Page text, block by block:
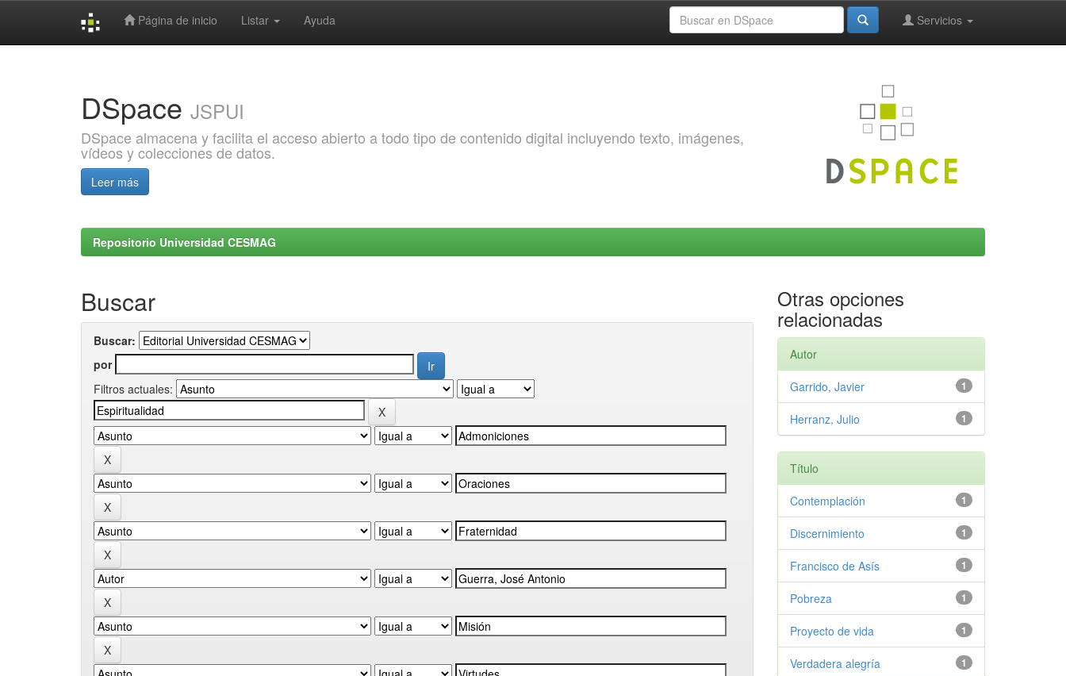
Página de inicio Listar Ayuda Servicios
DSpace JSPUI
DSpace almacena y facilita el acceso abierto a todo tipo de contenido digital incluyendo texto, imágenes,
vídeos y colecciones de datos.
Leer más
Repositorio Universidad CESMAG
Buscar
Buscar:
por
Filtros actuales:
Otras opciones
relacionadas
Autor
1
Garrido, Javier
1
Herranz, Julio
Título
1
Contemplación
1
Discernimiento
1
Francisco de Asís
1
Pobreza
1
Proyecto de vida
1
Verdadera alegría